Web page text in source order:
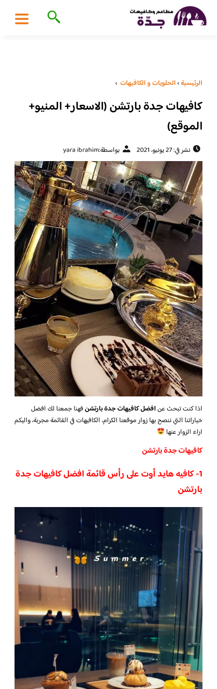
الرئيسية›الحلويات و الكافيهات ‎ ›
كافيهات جدة بارتشن (الاسعار+ المنيو+
الموقع)
نشر في: 27 يونيو، 2021 بواسطة:yara ibrahim
اذا كنت تبحث عنافضل كافيهات جدة بارتشنفهنا جمعنا لك افضل
خياراتنا التي ننصح بها زوار موقعنا الكرام، الكافيهات في القائمة مجربة، واليكم
اراء الزوار عنها
كافيهات جدة بارتشن
1- كافيه هايد أوت على رأس قائمة افضل كافيهات جدة
بارتشن